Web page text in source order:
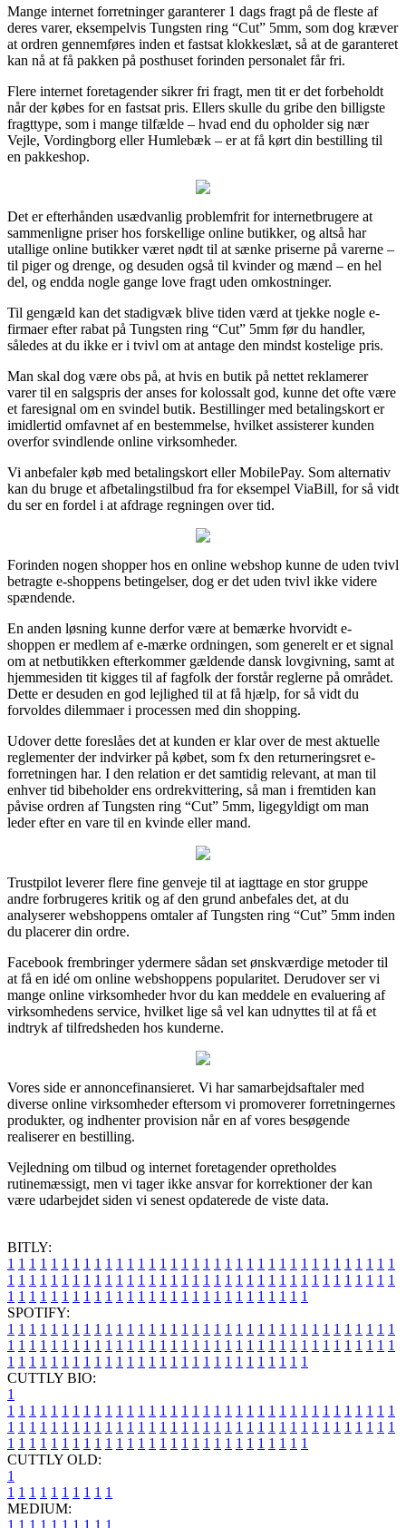
Mange internet forretninger garanterer 1 dags fragt på de fleste af
deres varer, eksempelvis Tungsten ring “Cut” 5mm, som dog kræver
at ordren gennemføres inden et fastsat klokkeslæt, så at de garanteret
kan nå at få pakken på posthuset forinden personalet får fri.
Flere internet foretagender sikrer fri fragt, men tit er det forbeholdt
når der købes for en fastsat pris. Ellers skulle du gribe den billigste
fragttype, som i mange tilfælde – hvad end du opholder sig nær
Vejle, Vordingborg eller Humlebæk – er at få kørt din bestilling til
en pakkeshop.
Det er efterhånden usædvanlig problemfrit for internetbrugere at
sammenligne priser hos forskellige online butikker, og altså har
utallige online butikker været nødt til at sænke priserne på varerne –
til piger og drenge, og desuden også til kvinder og mænd – en hel
del, og endda nogle gange love fragt uden omkostninger.
Til gengæld kan det stadigvæk blive tiden værd at tjekke nogle e-
firmaer efter rabat på Tungsten ring “Cut” 5mm før du handler,
således at du ikke er i tvivl om at antage den mindst kostelige pris.
Man skal dog være obs på, at hvis en butik på nettet reklamerer
varer til en salgspris der anses for kolossalt god, kunne det ofte være
et faresignal om en svindel butik. Bestillinger med betalingskort er
imidlertid omfavnet af en bestemmelse, hvilket assisterer kunden
overfor svindlende online virksomheder.
Vi anbefaler køb med betalingskort eller MobilePay. Som alternativ
kan du bruge et afbetalingstilbud fra for eksempel ViaBill, for så vidt
du ser en fordel i at afdrage regningen over tid.
Forinden nogen shopper hos en online webshop kunne de uden tvivl
betragte e-shoppens betingelser, dog er det uden tvivl ikke videre
spændende.
En anden løsning kunne derfor være at bemærke hvorvidt e-
shoppen er medlem af e-mærke ordningen, som generelt er et signal
om at netbutikken efterkommer gældende dansk lovgivning, samt at
hjemmesiden tit kigges til af fagfolk der forstår reglerne på området.
Dette er desuden en god lejlighed til at få hjælp, for så vidt du
forvoldes dilemmaer i processen med din shopping.
Udover dette foreslåes det at kunden er klar over de mest aktuelle
reglementer der indvirker på købet, som fx den returneringsret e-
forretningen har. I den relation er det samtidig relevant, at man til
enhver tid bibeholder ens ordrekvittering, så man i fremtiden kan
påvise ordren af Tungsten ring “Cut” 5mm, ligegyldigt om man
leder efter en vare til en kvinde eller mand.
Trustpilot leverer flere fine genveje til at iagttage en stor gruppe
andre forbrugeres kritik og af den grund anbefales det, at du
analyserer webshoppens omtaler af Tungsten ring “Cut” 5mm inden
du placerer din ordre.
Facebook frembringer ydermere sådan set ønskværdige metoder til
at få en idé om online webshoppens popularitet. Derudover ser vi
mange online virksomheder hvor du kan meddele en evaluering af
virksomhedens service, hvilket lige så vel kan udnyttes til at få et
indtryk af tilfredsheden hos kunderne.
Vores side er annoncefinansieret. Vi har samarbejdsaftaler med
diverse online virksomheder eftersom vi promoverer forretningernes
produkter, og indhenter provision når en af vores besøgende
realiserer en bestilling.
Vejledning om tilbud og internet foretagender opretholdes
rutinemæssigt, men vi tager ikke ansvar for korrektioner der kan
være udarbejdet siden vi senest opdaterede de viste data.
BITLY:
1 1 1 1 1 1 1 1 1 1 1 1 1 1 1 1 1 1 1 1 1 1 1 1 1 1 1 1 1 1 1 1 1 1 1 1
1 1 1 1 1 1 1 1 1 1 1 1 1 1 1 1 1 1 1 1 1 1 1 1 1 1 1 1 1 1 1 1 1 1 1 1
1 1 1 1 1 1 1 1 1 1 1 1 1 1 1 1 1 1 1 1 1 1 1 1 1 1 1 1
SPOTIFY:
1 1 1 1 1 1 1 1 1 1 1 1 1 1 1 1 1 1 1 1 1 1 1 1 1 1 1 1 1 1 1 1 1 1 1 1
1 1 1 1 1 1 1 1 1 1 1 1 1 1 1 1 1 1 1 1 1 1 1 1 1 1 1 1 1 1 1 1 1 1 1 1
1 1 1 1 1 1 1 1 1 1 1 1 1 1 1 1 1 1 1 1 1 1 1 1 1 1 1 1
CUTTLY BIO:
1
1 1 1 1 1 1 1 1 1 1 1 1 1 1 1 1 1 1 1 1 1 1 1 1 1 1 1 1 1 1 1 1 1 1 1 1
1 1 1 1 1 1 1 1 1 1 1 1 1 1 1 1 1 1 1 1 1 1 1 1 1 1 1 1 1 1 1 1 1 1 1 1
1 1 1 1 1 1 1 1 1 1 1 1 1 1 1 1 1 1 1 1 1 1 1 1 1 1 1 1
CUTTLY OLD:
1
1 1 1 1 1 1 1 1 1 1
MEDIUM:
1 1 1 1 1 1 1 1 1 1